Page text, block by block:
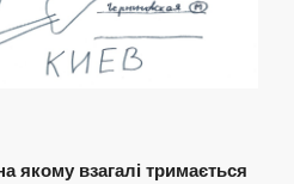
якому взагалі тримається